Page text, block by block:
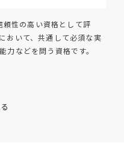
性の高い資格として評
おいて、共通して必須な実
力などを問う資格です。